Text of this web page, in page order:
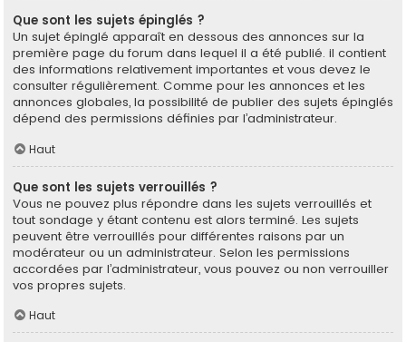
Que sont les sujets épinglés ?
Un sujet épinglé apparaît en dessous des annonces sur la
première page du forum dans lequel il a été publié. il contient
des informations relativement importantes et vous devez le
consulter régulièrement. Comme pour les annonces et les
annonces globales, la possibilité de publier des sujets épinglés
dépend des permissions définies par l’administrateur.
Haut
Que sont les sujets verrouillés ?
Vous ne pouvez plus répondre dans les sujets verrouillés et
tout sondage y étant contenu est alors terminé. Les sujets
peuvent être verrouillés pour différentes raisons par un
modérateur ou un administrateur. Selon les permissions
accordées par l’administrateur, vous pouvez ou non verrouiller
vos propres sujets.
Haut